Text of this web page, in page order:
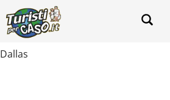
Dallas